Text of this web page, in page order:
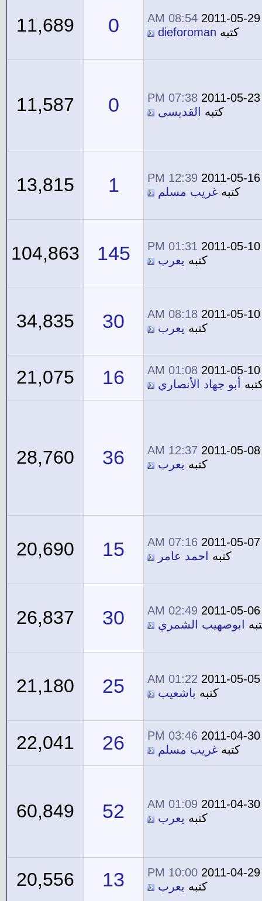
2011-05-29
08:54 AM
كتبه dieforoman
0
11,689
2011-05-23
07:38 PM
كتبه
القديسى 0
11,587
2011-05-16
12:39 PM
كتبه غريب مسلم 1
13,815
2011-05-10
01:31 PM
كتبه يعرب 145
104,863
2011-05-10
08:18 AM
كتبه يعرب 30
34,835
2011-05-10
01:08 AM
أبو جهاد الأنصاري 16
21,075
2011-05-08
12:37 AM
كتبه يعرب 36
28,760
2011-05-07
07:16 AM
كتبه
احمد عامر 15
20,690
2011-05-06
02:49 AM
ابوصهيب الشمري 30
26,837
2011-05-05
01:22 AM
كتبه باشعيب 25
21,180
2011-04-30
03:46 PM
كتبه غريب مسلم 26
22,041
2011-04-30
01:09 AM
كتبه يعرب 52
60,849
2011-04-29
10:00 PM
كتبه يعرب 13
20,556